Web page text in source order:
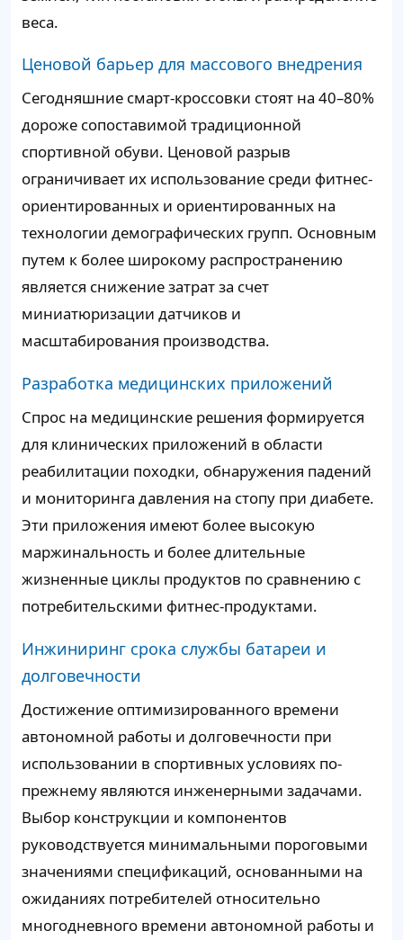
веса.
Ценовой барьер для массового внедрения
Сегодняшние смарт-кроссовки стоят на 40–80%
дороже сопоставимой традиционной
спортивной обуви. Ценовой разрыв
ограничивает их использование среди фитнес-
ориентированных и ориентированных на
технологии демографических групп. Основным
путем к более широкому распространению
является снижение затрат за счет
миниатюризации датчиков и
масштабирования производства.
Разработка медицинских приложений
Спрос на медицинские решения формируется
для клинических приложений в области
реабилитации походки, обнаружения падений
и мониторинга давления на стопу при диабете.
Эти приложения имеют более высокую
маржинальность и более длительные
жизненные циклы продуктов по сравнению с
потребительскими фитнес-продуктами.
Инжиниринг срока службы батареи и
долговечности
Достижение оптимизированного времени
автономной работы и долговечности при
использовании в спортивных условиях по-
прежнему являются инженерными задачами.
Выбор конструкции и компонентов
руководствуется минимальными пороговыми
значениями спецификаций, основанными на
ожиданиях потребителей относительно
многодневного времени автономной работы и